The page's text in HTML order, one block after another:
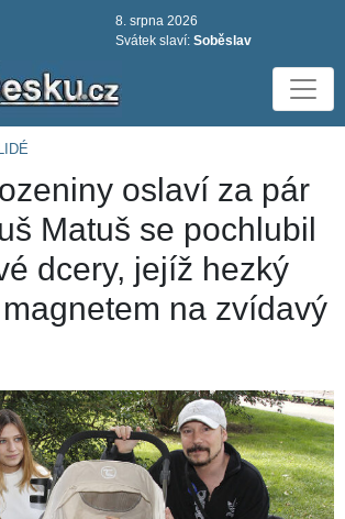
8. srpna 2026
Svátek slaví: Soběslav
LIDÉ
oslaví za pár
Matuš se pochlubil
dcery, jejíž hezký
na zvídavý